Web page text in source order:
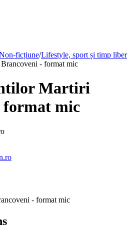
ficțiune/Lifestyle, sport și timp liber
Martiri
format mic
- format mic